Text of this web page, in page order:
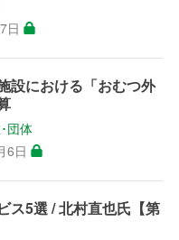
日
設における「おむつ外
団体
6日
ス5選 / 北村直也氏【第